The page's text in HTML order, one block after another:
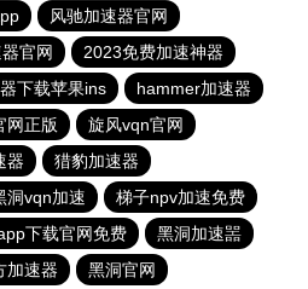
风驰加速器官网
官网
2023免费加速神器
下载苹果ins
hammer加速器
网正版
旋风vqn官网
器
猎豹加速器
洞vqn加速
梯子npv加速免费
下载官网免费
黑洞加速噐
加速器
黑洞官网